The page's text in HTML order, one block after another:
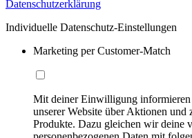
Datenschutzerklärung
Individuelle Datenschutz-Einstellungen
Marketing per Customer-Match
Mit deiner Einwilligung informieren
unserer Website über Aktionen und
Produkte. Dazu gleichen wir deine